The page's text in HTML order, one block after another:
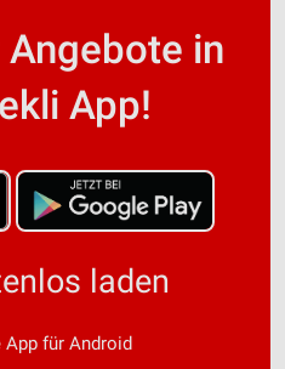
in
App!
laden
für Android